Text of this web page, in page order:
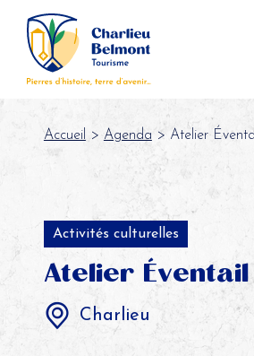
Accueil > Agenda > Atelier
Activités culturelles
Atelier
Charlieu
Panneau de gestion des cookies